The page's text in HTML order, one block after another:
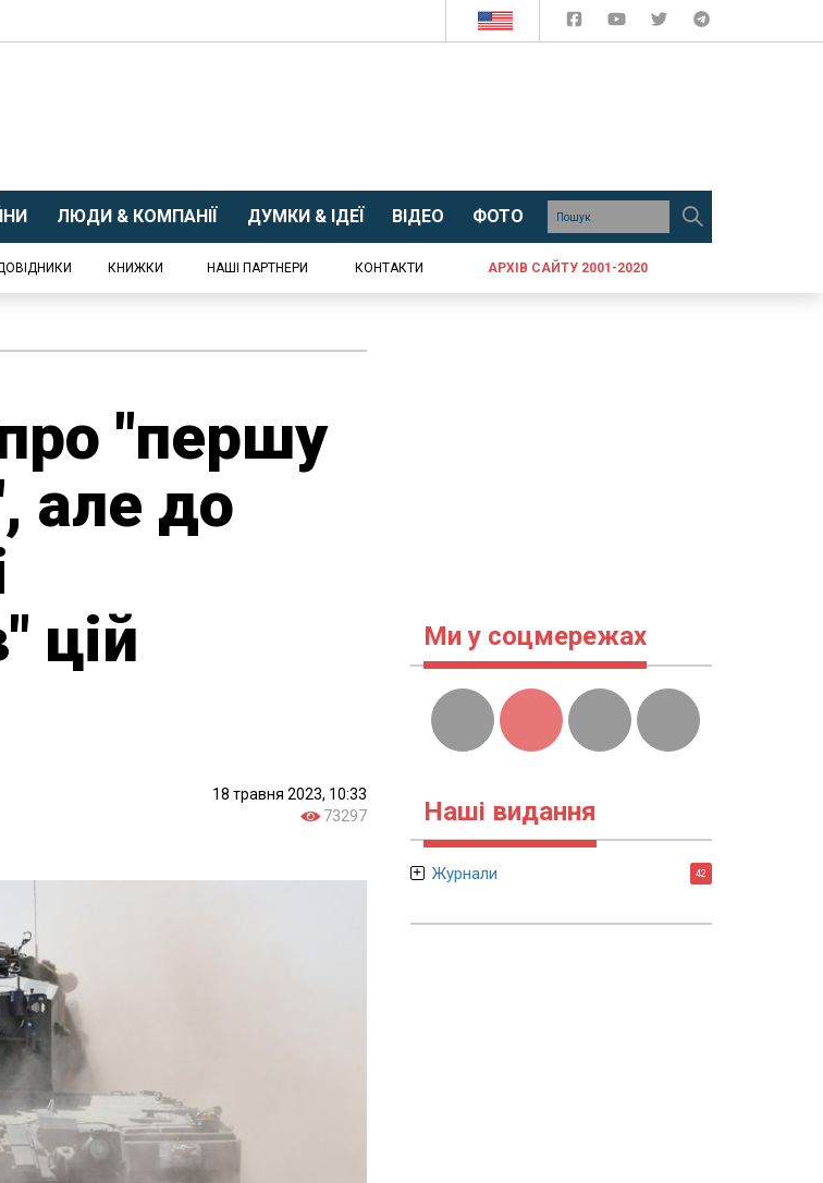
ЛЮДИ & КОМПАНІЇ ДУМКИ & ІДЕЇ ВІДЕО ФОТО
КНИЖКИ НАШІ ПАРТНЕРИ КОНТАКТИ АРХІВ САЙТУ 2001-2020
"першу
але до
цій
18 травня 2023, 10:33
73297
Ми у соцмережах
Наші видання
Журнали 42